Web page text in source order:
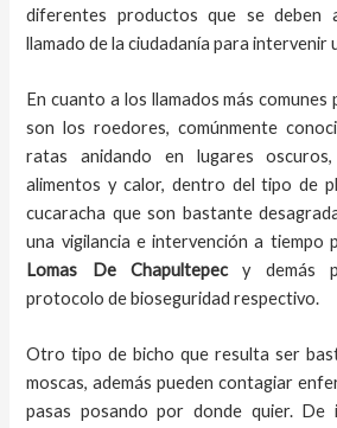
diferentes productos que se deben
llamado de la ciudadanía para intervenir
En cuanto a los llamados más comunes
son los roedores, comúnmente
ratas anidando en lugares
alimentos y calor, dentro del tipo de
cucaracha que son bastante
una vigilancia e intervención a
Lomas De Chapultepec
y demás
protocolo de bioseguridad respectivo.
Otro tipo de bicho que resulta ser
moscas, además pueden contagiar
pasas posando por donde quier. De